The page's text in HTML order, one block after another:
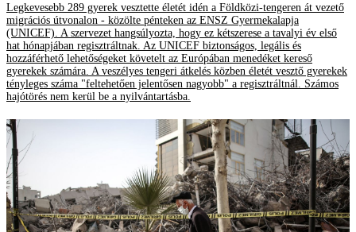
Legkevesebb 289 gyerek vesztette életét idén a Földközi-tengeren át vezető
migrációs útvonalon - közölte pénteken az ENSZ Gyermekalapja
(UNICEF). A szervezet hangsúlyozta, hogy ez kétszerese a tavalyi év első
hat hónapjában regisztráltnak. Az UNICEF biztonságos, legális és
hozzáférhető lehetőségeket követelt az Európában menedéket kereső
gyerekek számára. A veszélyes tengeri átkelés közben életét vesztő gyerekek
tényleges száma "feltehetően jelentősen nagyobb" a regisztráltnál. Számos
hajótörés nem kerül be a nyilvántartásba.